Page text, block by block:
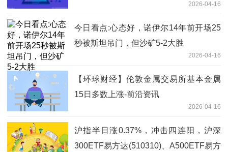
2026-04-16
今日看点:心态好，诺伊尔14年前开场25
秒被斯坦吊门，但沙矿5-2大胜
2026-04-16
【环球财经】伦敦金属交易所基本金属
15日多数上涨-前沿资讯
2026-04-16
沪指半日涨0.37%，冲击四连阳，沪深
300ETF易方达(510310)、A500ETF易方